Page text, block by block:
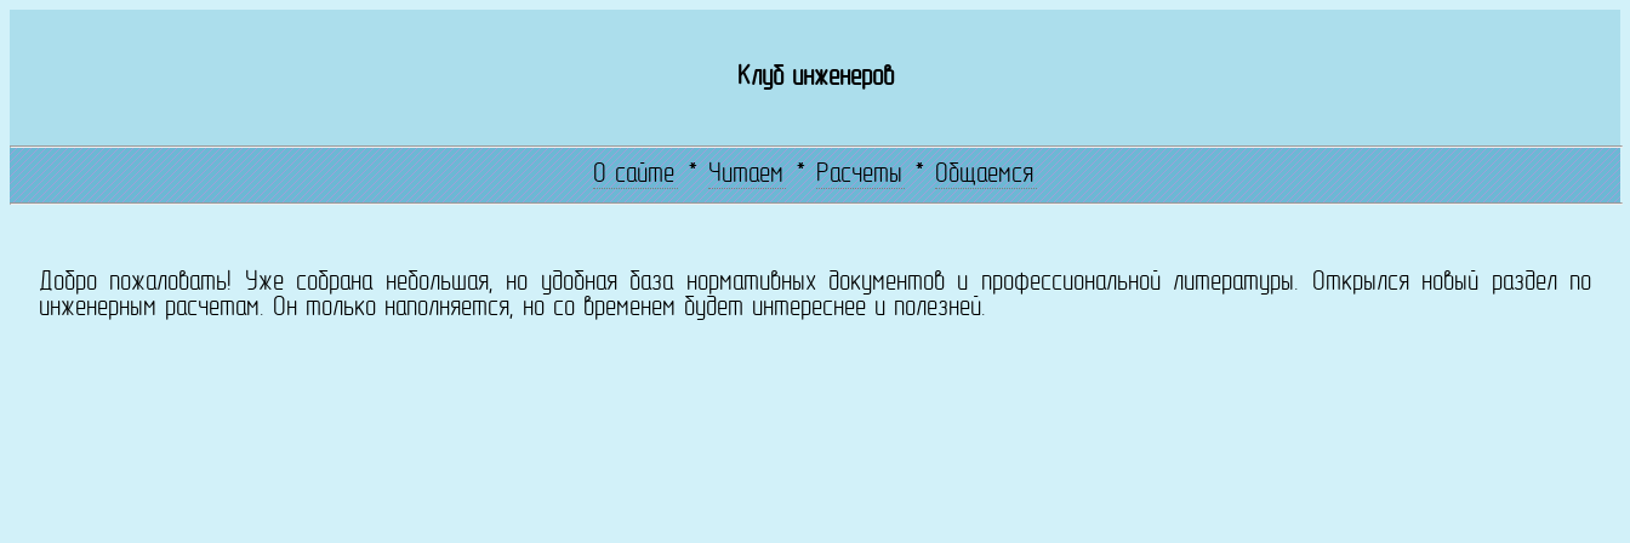
Клуб инженеров
О сайте*Читаем*Расчеты*Общаемся
Добро пожаловать! Уже собрана небольшая, но удобная база нормативных документов и профессиональной литературы. Открылся новый раздел по
инженерным расчетам. Он только наполняется, но со временем будет интереснее и полезней.